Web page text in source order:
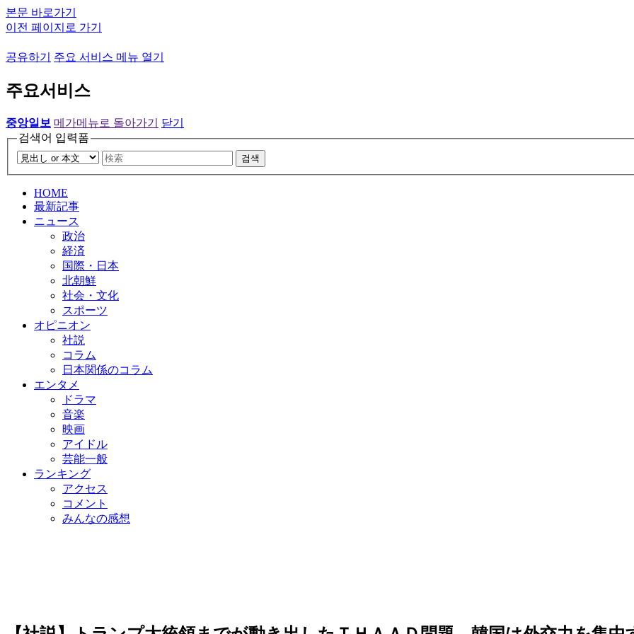
본문 바로가기
이전 페이지로 가기
공유하기 주요 서비스 메뉴 열기
주요서비스
중앙일보 메가메뉴로 돌아가기
닫기
검색어 입력폼
검색
HOME
最新記事
ニュース
政治
経済
国際・日本
北朝鮮
社会・文化
スポーツ
オピニオン
社説
コラム
日本関係のコラム
エンタメ
ドラマ
音楽
映画
アイドル
芸能一般
ランキング
アクセス
コメント
みんなの感想